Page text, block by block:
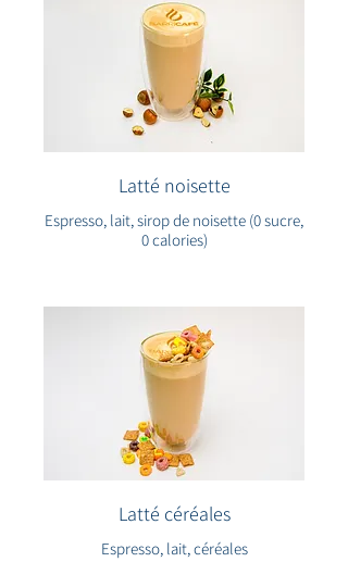
Latté noisette
Espresso, lait, sirop de noisette (0 sucre,
0 calories)
Latté céréales
Espresso, lait, céréales